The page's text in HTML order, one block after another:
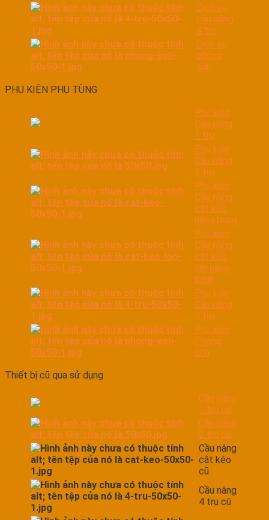
Dịch vụ
cầu nâng
4 trụ
Dịch vụ
phòng
sơn
PHỤ KIỆN PHỤ TÙNG
Phụ kiện
Cầu nâng
1 trụ
Phụ kiện
Cầu nâng
2 trụ
Phụ kiện
Cầu nâng
cắt kéo
nâng bụng
Phụ kiện
Cầu nâng
cắt kéo
lớn nâng
bánh
Phụ kiện
Cầu nâng
4 trụ
Phụ kiện
Phòng
sơn
Thiết bị cũ qua sử dụng
Cầu nâng
1 trụ cũ
Cầu nâng
2 trụ cũ
Cầu nâng
cắt kéo
cũ
Cầu nâng
4 trụ cũ